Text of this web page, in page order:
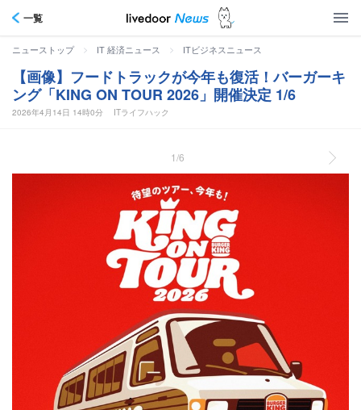
一覧
ニューストップ > IT 経済ニュース > ITビジネスニュース
【画像】フードトラックが今年も復活！バーガーキ
ング「KING ON TOUR 2026」開催決定 1/6
2026年4月14日 14時0分 ITライフハック
1/6